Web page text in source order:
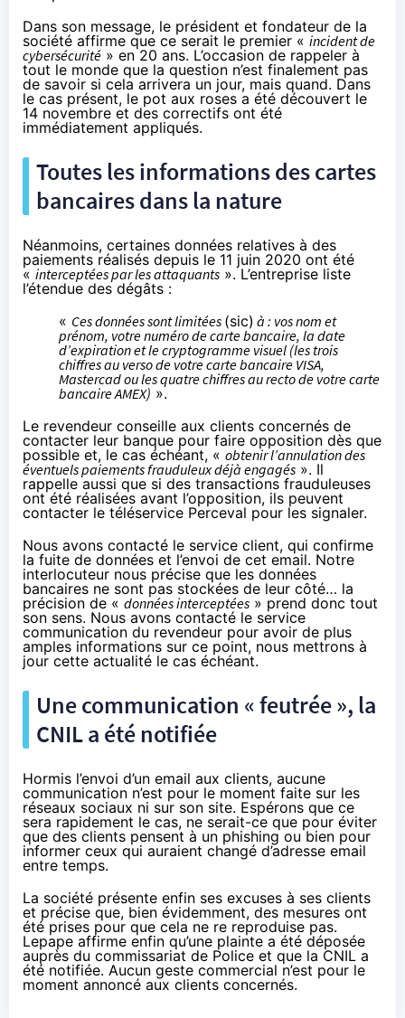
Dans son message, le président et fondateur de la
société affirme que ce serait le premier « incident de
cybersécurité » en 20 ans. L’occasion de rappeler à
tout le monde que la question n’est finalement pas
de savoir si cela arrivera un jour, mais quand. Dans
le cas présent, le pot aux roses a été découvert le
14 novembre et des correctifs ont été
immédiatement appliqués.
Toutes les informations des cartes
bancaires dans la nature
Néanmoins, certaines données relatives à des
paiements réalisés depuis le 11 juin 2020 ont été
« interceptées par les attaquants ». L’entreprise liste
l’étendue des dégâts :
« Ces données sont limitées (sic) à : vos nom et
prénom, votre numéro de carte bancaire, la date
d’expiration et le cryptogramme visuel (les trois
chiffres au verso de votre carte bancaire VISA,
Mastercad ou les quatre chiffres au recto de votre carte
bancaire AMEX) ».
Le revendeur conseille aux clients concernés de
contacter leur banque pour faire opposition dès que
possible et, le cas échéant, « obtenir l’annulation des
éventuels paiements frauduleux déjà engagés ». Il
rappelle aussi que si des transactions frauduleuses
ont été réalisées avant l’opposition, ils peuvent
contacter le téléservice Perceval pour les signaler.
Nous avons contacté le service client, qui confirme
la fuite de données et l’envoi de cet email. Notre
interlocuteur nous précise que les données
bancaires ne sont pas stockées de leur côté… la
précision de « données interceptées » prend donc tout
son sens. Nous avons contacté le service
communication du revendeur pour avoir de plus
amples informations sur ce point, nous mettrons à
jour cette actualité le cas échéant.
Une communication « feutrée », la
CNIL a été notifiée
Hormis l’envoi d’un email aux clients, aucune
communication n’est pour le moment faite sur les
réseaux sociaux ni sur son site. Espérons que ce
sera rapidement le cas, ne serait-ce que pour éviter
que des clients pensent à un phishing ou bien pour
informer ceux qui auraient changé d’adresse email
entre temps.
La société présente enfin ses excuses à ses clients
et précise que, bien évidemment, des mesures ont
été prises pour que cela ne re reproduise pas.
Lepape affirme enfin qu’une plainte a été déposée
auprès du commissariat de Police et que la CNIL a
été notifiée. Aucun geste commercial n’est pour le
moment annoncé aux clients concernés.